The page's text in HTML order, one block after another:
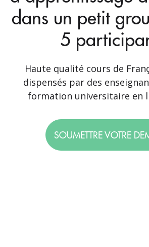
dans un petit
5
Haute qualité cours de
dispensés par des
formation universitaire en
SOUMETTRE VOTRE